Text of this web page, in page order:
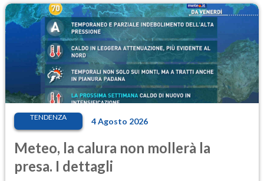
TENDENZA 4 Agosto 2026
Meteo, la calura non mollerà la
presa. I dettagli